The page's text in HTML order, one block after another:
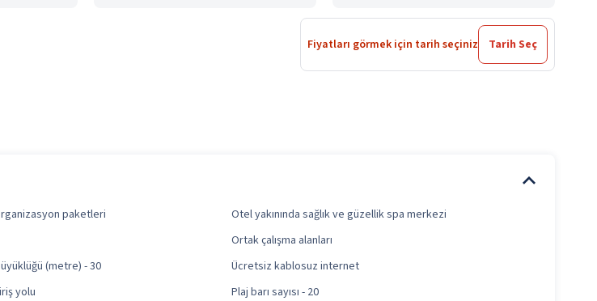
Fiyatları görmek için tarih seçiniz Tarih Seç
paketleri
Otel yakınında sağlık ve güzellik spa merkezi
Ortak çalışma alanları
(metre) - 30
Ücretsiz kablosuz internet
yolu
Plaj barı sayısı - 20